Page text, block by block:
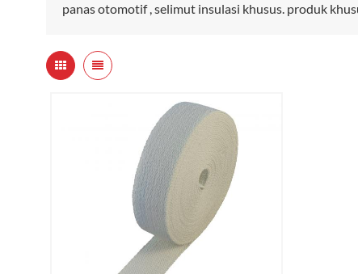
panas otomotif , selimut insulasi khusus. produk